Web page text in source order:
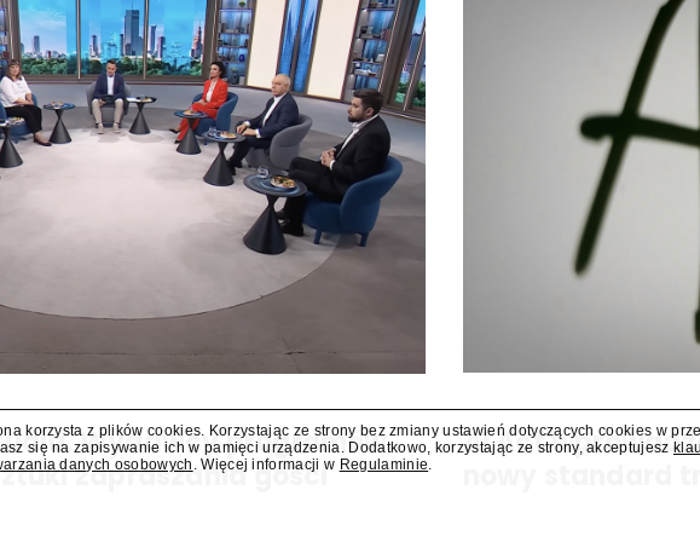
Wydawcy programów
zapraszania gości
AI Act
korzysta z plików cookies. Korzystając ze strony bez zmiany ustawień dotyczących cookies w
się na zapisywanie ich w pamięci urządzenia. Dodatkowo, korzystając ze strony, akceptujesz
danych osobowych . Więcej informacji w Regulaminie.